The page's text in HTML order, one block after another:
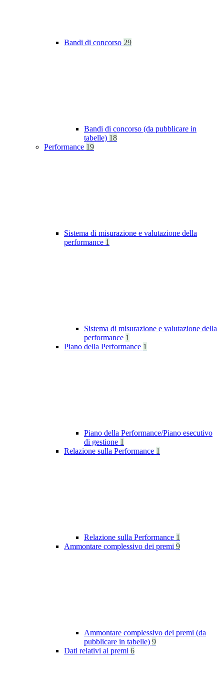
Bandi di concorso 29
Bandi di concorso (da pubblicare in
tabelle) 18
Performance 19
Sistema di misurazione e valutazione della
performance 1
Sistema di misurazione e valutazione della
performance 1
Piano della Performance 1
Piano della Performance/Piano esecutivo
di gestione 1
Relazione sulla Performance 1
Relazione sulla Performance 1
Ammontare complessivo dei premi 9
Ammontare complessivo dei premi (da
pubblicare in tabelle) 9
Dati relativi ai premi 6